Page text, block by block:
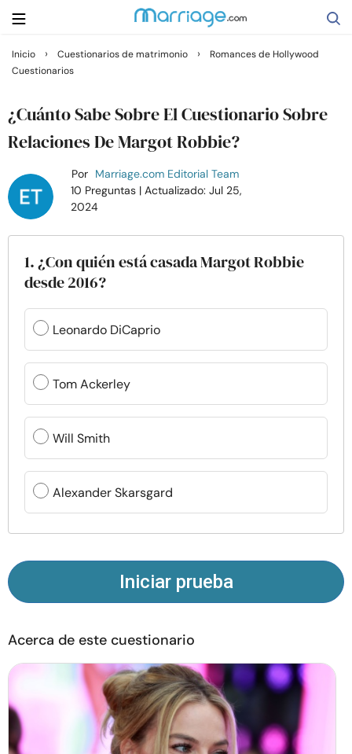
Buscar
Casarse
Relaciones
Familia
Ayuda
Cursos
Recursos
Comunidad
Encuentra un terapeuta
Idioma
Sobre nosotros Contáctanos Escríbenos
Publicidad con
© Copyright 2026. Todos los derechos reservados.
Inicio › Cuestionarios de matrimonio ›
Romances de Hollywood
Cuestionarios
¿Cuánto Sabe Sobre El Cuestionario Sobre
Relaciones De Margot Robbie?
Por Marriage.com Editorial Team
10 Preguntas | Actualizado: Jul 25,
2024
1. ¿Con quién está casada Margot Robbie
desde 2016?
Leonardo DiCaprio
Tom Ackerley
Will Smith
Alexander Skarsgard
Iniciar prueba
Acerca de este cuestionario